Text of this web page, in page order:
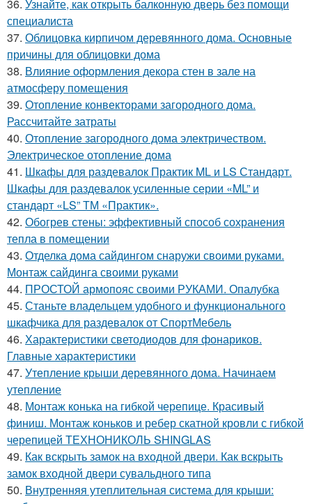
36. Узнайте, как открыть балконную дверь без помощи
специалиста
37. Облицовка кирпичом деревянного дома. Основные
причины для облицовки дома
38. Влияние оформления декора стен в зале на
атмосферу помещения
39. Отопление конвекторами загородного дома.
Рассчитайте затраты
40. Отопление загородного дома электричеством.
Электрическое отопление дома
41. Шкафы для раздевалок Практик ML и LS Стандарт.
Шкафы для раздевалок усиленные серии «ML” и
стандарт «LS” ТМ «Практик».
42. Обогрев стены: эффективный способ сохранения
тепла в помещении
43. Отделка дома сайдингом снаружи своими руками.
Монтаж сайдинга своими руками
44. ПРОСТОЙ армопояс своими РУКАМИ. Опалубка
45. Станьте владельцем удобного и функционального
шкафчика для раздевалок от СпортМебель
46. Характеристики светодиодов для фонариков.
Главные характеристики
47. Утепление крыши деревянного дома. Начинаем
утепление
48. Монтаж конька на гибкой черепице. Красивый
финиш. Монтаж коньков и ребер скатной кровли с гибкой
черепицей ТЕХНОНИКОЛЬ SHINGLAS
49. Как вскрыть замок на входной двери. Как вскрыть
замок входной двери сувальдного типа
50. Внутренняя утеплительная система для крыши: